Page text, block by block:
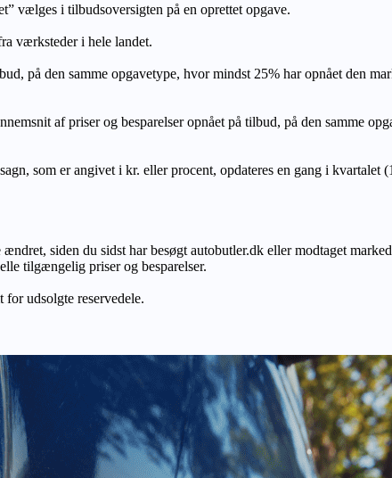
vælges i tilbudsoversigten på en oprettet opgave.
værksteder i hele landet.
på den samme opgavetype, hvor mindst 25% har opnået den
af priser og besparelser opnået på tilbud, på den samme
som er angivet i kr. eller procent, opdateres en gang i kvartalet
siden du sidst har besøgt autobutler.dk eller modtaget
tilgængelig priser og besparelser.
udsolgte reservedele.